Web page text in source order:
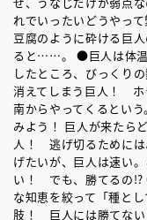
れでいったいどうやっ
豆腐のように砕ける巨
ると……。 ●巨人は体温
したところ、びっくり
消えてしまう巨人！ ホ
南からやってくるとい
みよう！ 巨人が来たら
人！ 逃げ切るために
げたいが、巨人は速い
い！ でも、勝てるの
な知恵を絞って「種と
肢！ 巨人には勝てない